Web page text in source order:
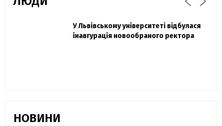
Павло Дак
Захисник "Азовсталі" Діанов вдруге
одружився та показав фото з весілля
У Львівському університеті відбулася
інавгурація новообраного ректора
НОВИНИ